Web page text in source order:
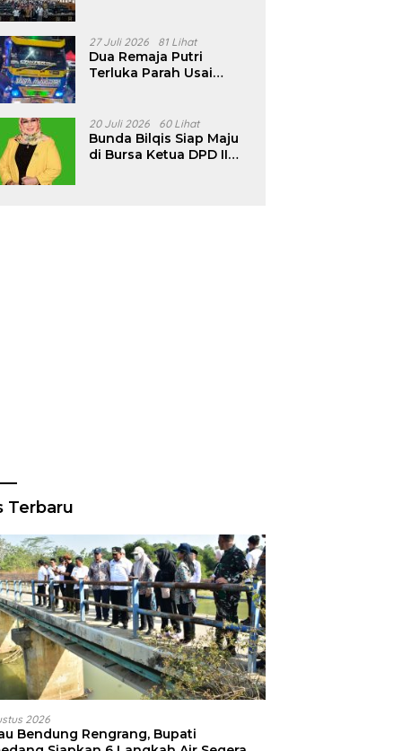
Pencalonan Diperjelas
27 Juli 2026 81 Lihat
Dua Remaja Putri
Terluka Parah Usai
Tanjungsari Sumedang
20 Juli 2026 60 Lihat
Bunda Bilqis Siap Maju
di Bursa Ketua DPD II
Terbaru
2026
Bendung Rengrang, Bupati